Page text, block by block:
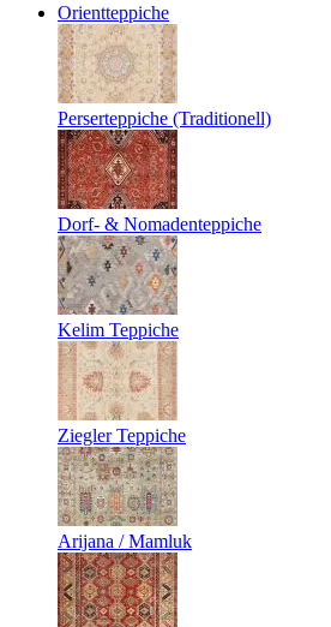
Orientteppiche
Perserteppiche (Traditionell)
Dorf- & Nomadenteppiche
Kelim Teppiche
Ziegler Teppiche
Arijana / Mamluk